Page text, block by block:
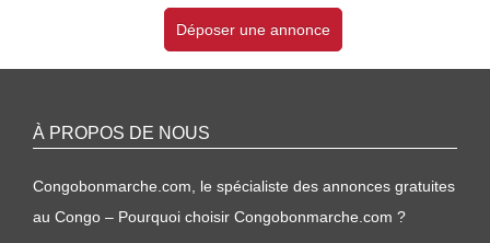
Déposer une annonce
À PROPOS DE NOUS
Congobonmarche.com, le spécialiste des annonces gratuites
au Congo – Pourquoi choisir Congobonmarche.com ?